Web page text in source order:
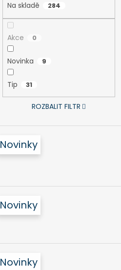
Na skladě 284
Akce 0
Novinka 9
Tip 31
ROZBALIT FILTR
Novinky
Novinky
Novinky